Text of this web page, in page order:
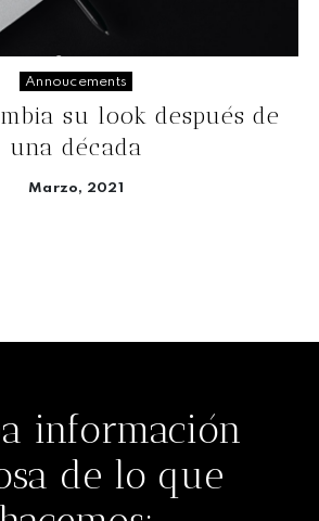
Annoucements
su look después de
una década
Marzo, 2021
información
de lo que